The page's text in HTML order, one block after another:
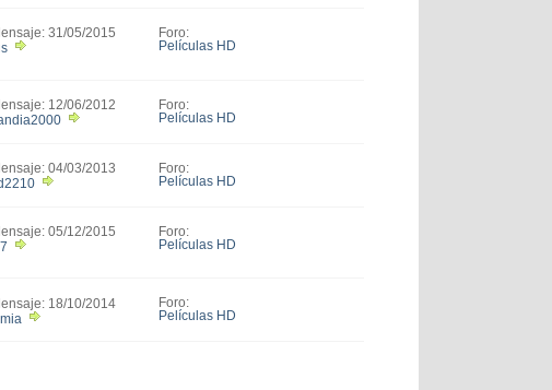
31/05/2015
Foro:
Películas HD
12/06/2012
Foro:
Películas HD
04/03/2013
Foro:
Películas HD
05/12/2015
Foro:
Películas HD
18/10/2014
Foro:
Películas HD